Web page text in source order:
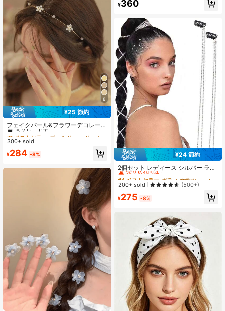
8
¥25 節約
フェイクパール&フラワーデコレーシ
ョン ヘッドバンド エレガントな雪の
結晶ゴールドヘッドピース、ヘアバ
ー、ヘッドアクセサリー
#1 ベストセラー
ゴールド ヘッドバンド
高リピート率
#1 ベストセラー
高リピート率
#1 ベストセラー
高リピート率
#1 ベストセラー
300+ sold
¥284 -8%
#2 ベストセラー アイロン 女性のヘアアクセサリー
チヘアバンド
¥360
¥24 節約
2個セット レディース シルバー ライ
ンストーン ヘアアクセサリー、フリ
ンジ付きヘアチェーン、ヘアクリッ
プ、ヘアタイ付き、汚れた髪の編み
込みと装飾的なヘアスタイル、学校
用品、パーティーのルック、ヘッド
#4 ベストセラー
ガラス 女性のヘアアクセサリー
売り切れ間近！
#4 ベストセラー
売り切れ間近！
#4 ベストセラー
売り切れ間近！
#4 ベストセラー
売り切れ間近！
200+ sold (500+)
¥275 -8%